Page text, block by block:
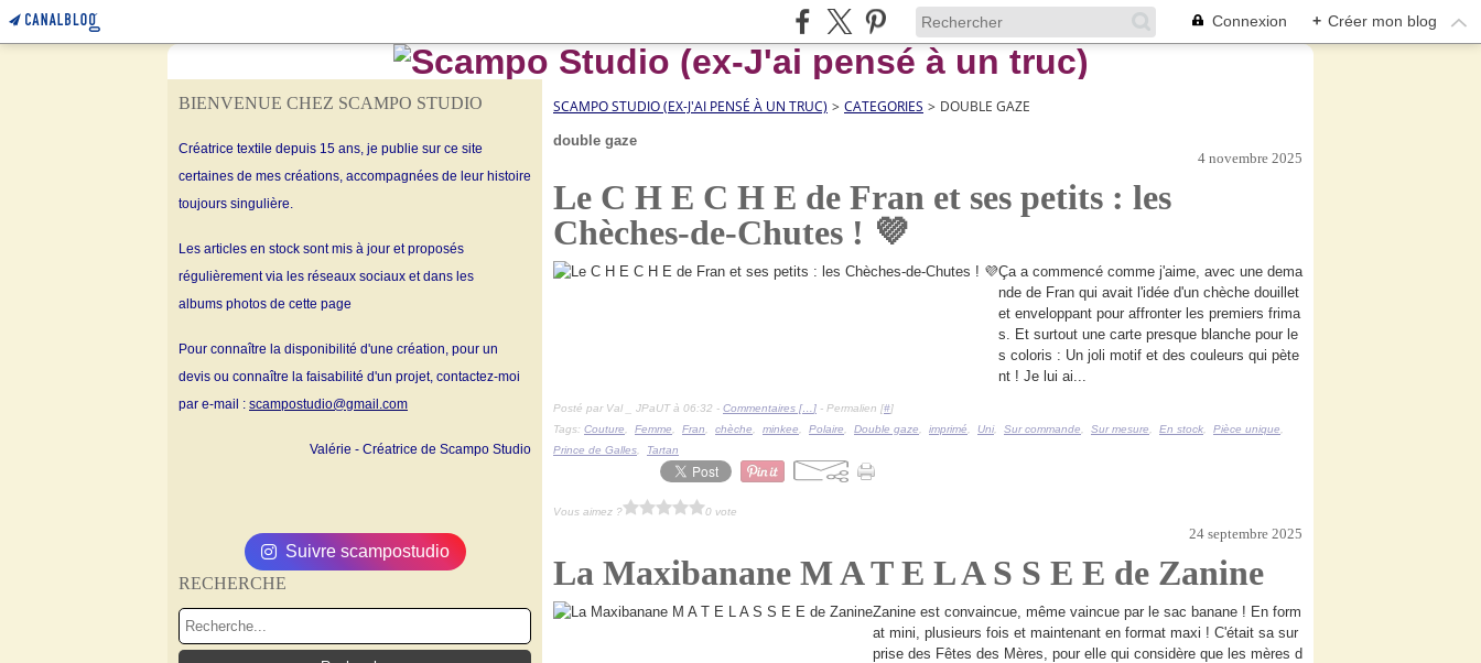
Connexion + Créer mon blog
BIENVENUE CHEZ SCAMPO STUDIO
Créatrice textile depuis 15 ans, je publie sur ce site
certaines de mes créations, accompagnées de leur histoire
toujours singulière.
Les articles en stock sont mis à jour et proposés
régulièrement via les réseaux sociaux et dans les
albums photos de cette page
Pour connaître la disponibilité d'une création, pour un
devis ou connaître la faisabilité d'un projet, contactez-moi
par e-mail : scampostudio@gmail.com
Valérie - Créatrice de Scampo Studio
Suivre scampostudio
RECHERCHE
SCAMPO STUDIO (EX-J'AI PENSÉ À UN TRUC) > CATEGORIES > DOUBLE GAZE
double gaze
4 novembre 2025
Le C H E C H E de Fran et ses petits : les
Chèches-de-Chutes ! 💜
Ça a commencé comme j'aime, avec une dema
nde de Fran qui avait l'idée d'un chèche douillet
et enveloppant pour affronter les premiers frima
s. Et surtout une carte presque blanche pour le
s coloris : Un joli motif et des couleurs qui pète
nt ! Je lui ai...
Posté par Val _ JPaUT à 06:32 - Commentaires [… ] - Permalien [#]
Tags: Couture Femme Fran chèche minkee Polaire Double gaze imprimé Uni, Sur commande Sur mesure En stock Pièce unique
Prince de Galles
Tartan
Vous aimez ? 0 vote
24 septembre 2025
La Maxibanane M A T E L A S S E E de Zanine
Zanine est convaincue, même vaincue par le sac banane ! En form
at mini, plusieurs fois et maintenant en format maxi ! C'était sa sur
prise des Fêtes des Mères, pour elle qui considère que les mères d